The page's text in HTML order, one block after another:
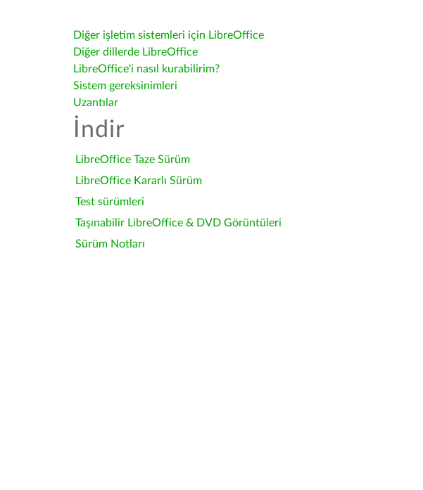
Diğer işletim sistemleri için LibreOffice
Diğer dillerde LibreOffice
LibreOffice'i nasıl kurabilirim?
Sistem gereksinimleri
Uzantılar
İndir
LibreOffice Taze Sürüm
LibreOffice Kararlı Sürüm
Test sürümleri
Taşınabilir LibreOffice & DVD Görüntüleri
Sürüm Notları